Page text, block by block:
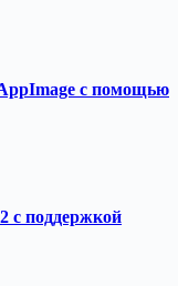
с помощью
с поддержкой